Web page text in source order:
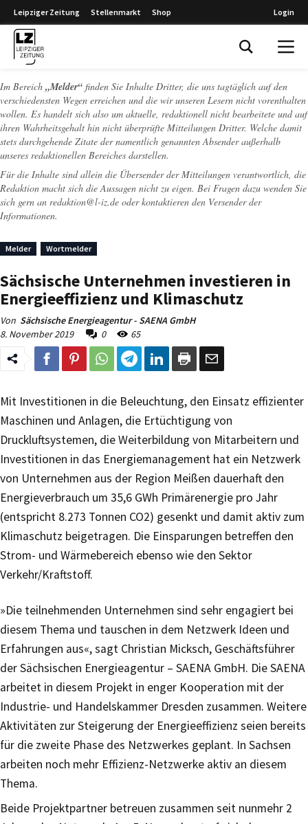
Leipziger Zeitung Stellenmarkt Shop Login
Im Bereich „Melder“ finden Sie Inhalte Dritter, die uns tagtäglich auf den
verschiedensten Wegen erreichen und die wir unseren Lesern nicht vorenthalten
wollen. Es handelt sich also um aktuelle, redaktionell nicht bearbeitete und auf
ihren Wahrheitsgehalt hin nicht überprüfte Mitteilungen Dritter. Welche damit
stets durchgehende Zitate der namentlich genannten Absender außerhalb
unseres redaktionellen Bereiches darstellen.
Für die Inhalte sind allein die Übersender der Mitteilungen verantwortlich, die
Redaktion macht sich die Aussagen nicht zu eigen. Bei Fragen dazu wenden Sie
sich gern an redaktion@l-iz.de oder kontaktieren den Versender der
Informationen.
Melder Wortmelder
Sächsische Unternehmen investieren in
Energieeffizienz und Klimaschutz
Von Sächsische Energieagentur - SAENA GmbH
8. November 2019
0 65
Mit Investitionen in die Beleuchtung, den Einsatz effizienter
Maschinen und Anlagen, die Ertüchtigung von
Druckluftsystemen, die Weiterbildung von Mitarbeitern und
Investitionen in das Energiemanagement hat ein Netzwerk
von Unternehmen aus der Region Meißen dauerhaft den
Energieverbrauch um 35,6 GWh Primärenergie pro Jahr
(entspricht 8.273 Tonnen CO2) gesenkt und damit aktiv zum
Klimaschutz beigetragen. Die Einsparungen betreffen den
Strom- und Wärmebereich ebenso wie den Sektor
Verkehr/Kraftstoff.
»Die teilnehmenden Unternehmen sind sehr engagiert bei
diesem Thema und tauschen in dem Netzwerk Ideen und
Erfahrungen aus«, sagt Christian Micksch, Geschäftsführer
der Sächsischen Energieagentur – SAENA GmbH. Die SAENA
arbeitet in diesem Projekt in enger Kooperation mit der
Industrie- und Handelskammer Dresden zusammen. Weitere
Aktivitäten zur Steigerung der Energieeffizienz seien bereits
für die zweite Phase des Netzwerkes geplant. In Sachsen
arbeiten noch mehr Effizienz-Netzwerke aktiv an diesem
Thema.
Beide Projektpartner betreuen zusammen seit nunmehr 2